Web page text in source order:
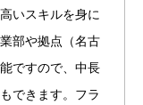
いスキルを身に
部や拠点（名古
ですので、中長
できます。フラ